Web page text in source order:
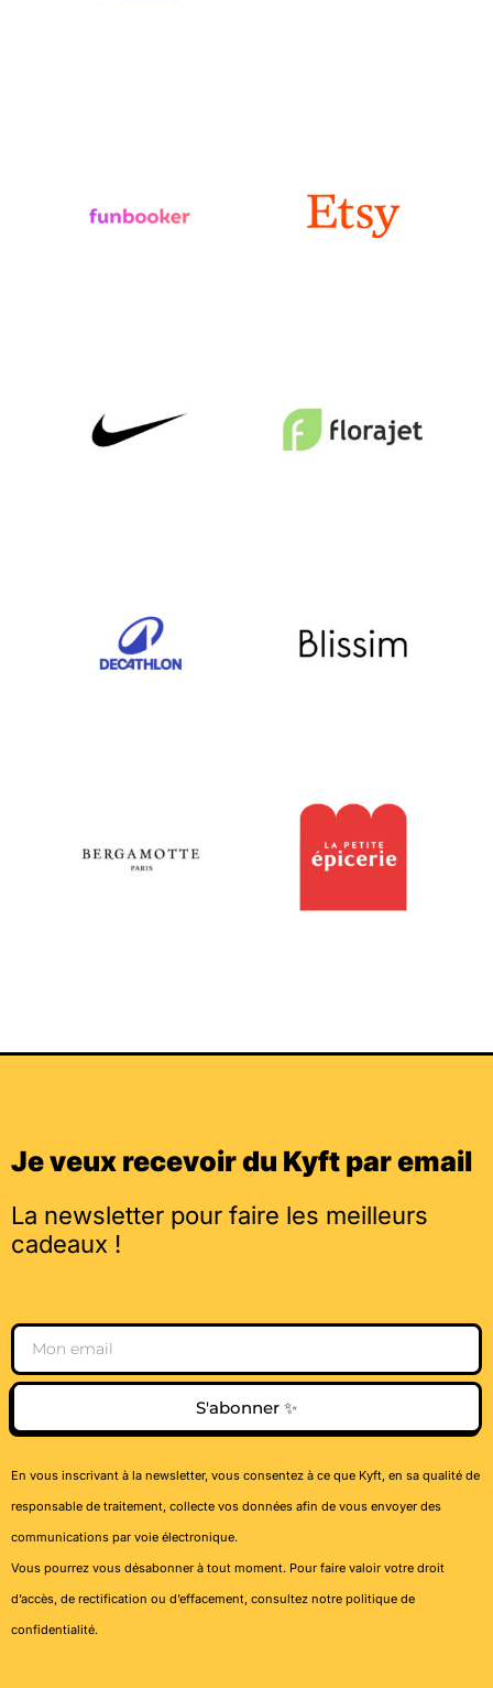
Je veux recevoir du Kyft par email
La newsletter pour faire les meilleurs
cadeaux !
Email
S'abonner ✨
En vous inscrivant à la newsletter, vous consentez à ce que Kyft, en sa qualité de
responsable de traitement, collecte vos données afin de vous envoyer des
communications par voie électronique.
Vous pourrez vous désabonner à tout moment. Pour faire valoir votre droit
d’accès, de rectification ou d’effacement, consultez notre politique de
confidentialité.